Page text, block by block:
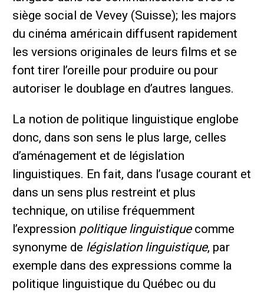
siège social de Vevey (Suisse); les majors
du cinéma américain diffusent rapidement
les versions originales de leurs films et se
font tirer l’oreille pour produire ou pour
autoriser le doublage en d’autres langues.
La notion de politique linguistique englobe
donc, dans son sens le plus large, celles
d’aménagement et de législation
linguistiques. En fait, dans l’usage courant et
dans un sens plus restreint et plus
technique, on utilise fréquemment
l’expression politique linguistiquecomme
synonyme de législation linguistique, par
exemple dans des expressions comme la
politique linguistique du Québec ou du